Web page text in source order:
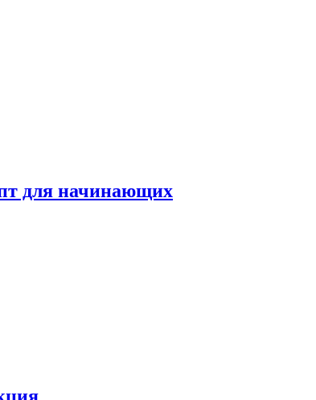
для начинающих